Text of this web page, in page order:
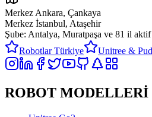
Merkez Ankara, Çankaya
Merkez İstanbul, Ataşehir
Şube: Antalya, Muratpaşa ve 81 il aktif
Robotlar Türkiye
Unitree &
ROBOT MODELLERİ